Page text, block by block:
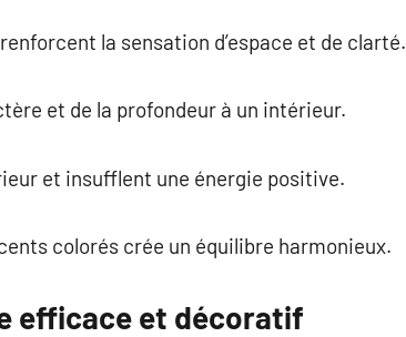
la sensation d’espace et de clarté.
et de la profondeur à un intérieur.
et insufflent une énergie positive.
colorés crée un équilibre harmonieux.
efficace et décoratif